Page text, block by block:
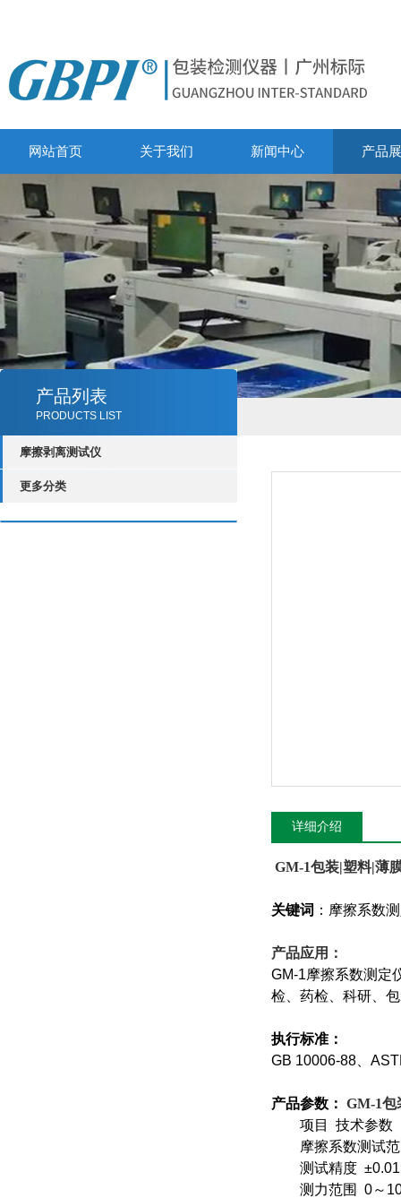
网站首页 关于我们 新闻中心 产品
产品列表
PRODUCTS LIST
摩擦剥离测试仪
更多分类
详细介绍
GM-1包装|塑料|薄
关键词 ：摩擦系数
产品应用：
GM-1摩擦系数测定
检、药检、科研、
执行标准：
GB 10006-88、
产品参数： GM-1包
项目 技术参数
摩擦系数测试范
测试精度 ±0.01
测力范围 0～